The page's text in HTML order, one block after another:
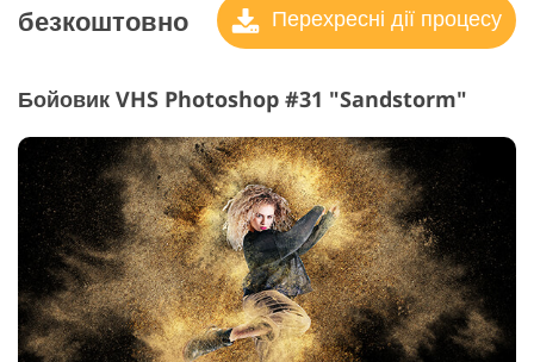
безкоштовно Перехресні дії процесу
Бойовик VHS Photoshop #31 "Sandstorm"